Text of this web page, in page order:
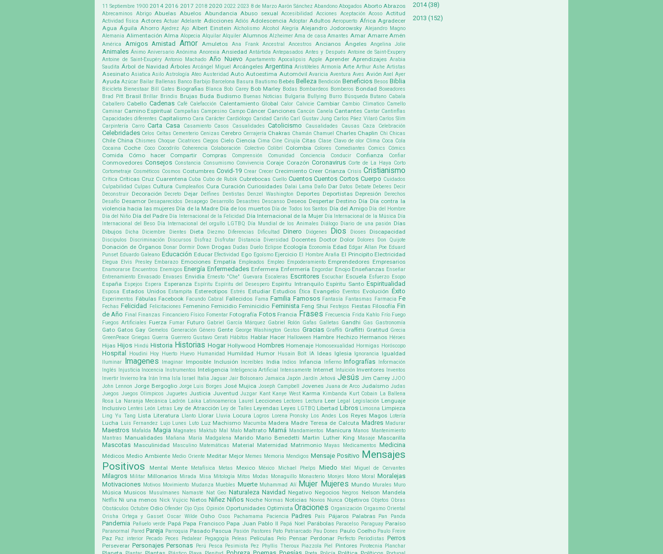
11 Septiembre 1900 2014 2016 2017 2018 2020 2022 2023 8 de Marzo Aarón Sánchez Abandono Abogados Aborto Abrazos
Abrecaminos Abrigo Abuelas Abuelos Abundancia Abuso sexual Accesibilidad Acciones Aceptación Acoso Actitud
Actividad física Actores Actuar Adelante Adicciones Adiós Adolescencia Adoptar Adultos Aeropuerto África Agradecer
Agua Águila Ahorro Ajedrez Ajo Albert Einstein Alcholismo Alcohol Alegría Alejandro Jodorowsky Alejandro Magno
Alemania Alimentación Alma Alopecia Alquilar Alquiler Alumnos Alzheimer Ama de casa Amantes Amar Amarre Amén
América Amigos Amistad Amor Amuletos Ana Frank Ancestral Ancestros Ancianos Ángeles Angelina Jolie
Animales Ánimo Aniversario Anónima Anorexia Ansiedad Antártida Antepasados Antes y Después Antoine de Saint-Exupery
Antoine de Saint-Exupéry Antonio Machado Año Nuevo Apartamento Apocalipsis Apple Aprender Aprendizajes Arabia
Saudita Árbol de Navidad Árboles Arcángel Miguel Arcángeles Argentina Aristóteles Armonía Arte Arthur Ashe Artistas
Asesinato Asiatica Asilo Astrología Ateo Austeridad Auto Autoestima Automóvil Avaricia Aventura Aves Avión Axel Ayer
Ayuda Azúcar Bailar Ballenas Banco Barbijo Barcelona Basura Bautismo Bebés Belleza Bendición Beneficios Besos Biblia
Bicicleta Bienestaar Bill Gates Biografias Blanca Bob Carey Bob Marley Bodas Bombardeos Bomberos Bondad Boxeadores
Brad Pitt Brasil Brillar Brindis Brujas Buda Budismo Buenas Noticias Bulgaria Bullying Burro Búsqueda Butano Cabala
Caballero Cabello Cadenas Café Calefacción Calentamiento Global Calor Calvicie Cambiar Cambio Climatico Camello
Caminar Camino Espiritual Campañas Campesino Campo Cáncer Canciones Cancún Canela Cantantes Cantar Cantinflas
Capacidades diferentes Capitalismo Cara Carácter Cardiólogo Caridad Cariño Carl Gustav Jung Carlos Páez Vilaró Carlos Slim
Carpintería
Carro Carta Casa Casamiento Casos Casualidades Catolicismo Causalidades Causas Caza Celebración
Celebridades Celos Celtas Cementerio Cenizas Cerebro Cerrajería Chakras Chamán Chamuel Charles Chaplin Chi Chicas
Chile China Chismes Choque Cicatrices Ciegos Cielo Ciencia Cima Cine Cirujía Citas Clase Clavo de olor Clima Coca Cola
Cocaina
Coche Coco Cocodrilo Coherencia Colaboración Colectivo Colibrí Colombia Colores Comediantes Comics Cómics
Comida Cómo hacer Compartir Compras Comprensión Comunidad Conciencia Conducir Confianza Confiar
Conmovedores Consejos Constancia Consumismo Convivencia Coraje Corazón Coronavirus Corte de La Haya Corto
Cortometraje Cosméticos Cosmos Costumbres Covid-19 Crear Crecer Crecimiento Creer Crianza Crisis Cristianismo
Crítica Críticas Cruz Cuarentena Cuba Cubo de Rubik Cubrebocas Cuello Cuentos Cuentos Cortos Cuerpo Cuidados
Culpabilidad Culpas Cultura Cumpleaños Cura Curación Curiosidades Dalai Lama Daño Dar Datos Debate Deberes Decir
Deconstruir Decoración Decreto Dejar Delfines Dentistas Denzel Washington Deportes Deportistas Depresión
Derechos
Desafío Desamor Desaparecidos Desapego Desarrollo Desastres Descanso Deseos Despertar Destino Día Día contra la
violencia hacia las mujeres Día de la Madre Día de los muertos Día de Todos los Santos Día del Amigo Día del Hombre
Día del Niño Día del Padre Día Internacional de la Felicidad Día Internacional de la Mujer Día Internacional de la Música Día
Internacional del Beso Día Internacional del orgullo LGTBQ Día Mundial de los Animales Diálogo Diario de una pasión Días
Dibujos
Dicha Diciembre Dientes Dieta Diezmo Diferencias Dificultad Dinero Diógenes Dios Dioses Discapacidad
Discipulos Discriminación Discursos Disfraz Disfrutar Distancia Diversidad Docentes Doctor Dolor Dolores Don Quijote
Donación de Órganos Donar Dormir Down Drogas Dudas Duelo Eclipse Ecología Economía Edad Edgar Allan Poe Eduard
Punset Eduardo Galeano Educación Educar Efectividad Ego Egoísmo Ejercicio El Hombre Araña El Principito Electricidad
Elegua Elvis Presley Embarazo Emociones Empatía Empleados Empleo Empoderamiento Emprendedores Empresarios
Enamorarse Encuentros Enemigos Energía Enfermedades Enfermera Enfermería Engordar Enojo Enseñanzas Enseñar
Entrenamiento Envasado Envases Envidia Ernesto "Che" Guevara Escaleras Escritores Escuchar Escuela Esfuerzo Esopo
España Espejos Espera Esperanza Espíritu Espíritu del Desespero Espíritu Intranquilo Espíritu Santo Espiritualidad
Esposa Estados Unidos Estampita Estereotipos Estrés Estudiar Estudios Ética Evangelio Eventos Evolución Éxito
Experimentos Fábulas Facebook Facundo Cabral Fallecidos Fama Familia Famosos Fantasía Fantasmas Farmacia Fe
Fechas Felicidad Felicitaciones Femenino Femicidio Feminicidio Feminista Feng Shui Festejos Fiestas Filosofía Fin
de Año Final Finanzas Fincanciero Físico Fomentar Fotografía Fotos Francia Frases Frecuencia Frida Kahlo Frío Fuego
Fuegos Artificiales Fuerza Fumar Futuro Gabriel García Márquez Gabriel Rolón Gafas Galletas Gandhi Gas Gastronomía
Gato Gatos Gay Gemelos Generación Género Gente George Washington Gestos Gracias Graffiti Graffitti Gratitud Grecia
GreenPeace Griegas Guerra Guerrero Gustavo Cerati Hábitos Hablar Hacer Halloween Hambre Hechizo Hermanos Héroes
Hijas Hijos Hindú Historia Historias Hogar Hollywood Hombres Homenaje Homosexualidad Hormigas Horóscopo
Hospital Houdini Hoy Huerto Huevo Humanidad Humildad Humor Husain Bolt IA Ideas Iglesia Ignorancia Igualdad
Iluminar Imagenes Imaginar Imposible Inclusión Increíbles India Indios Infancia Infierno Infografías
Información
Inglés
Injusticia Inocencia Instrumentos Inteligencia Inteligencia Artificial Intensamente Internet Intuición Inventores
Inventos
Invertir Invierno Ira Irán Irma Isla Israel Italia Jaguar Jair Bolsonaro Jamaica Japón Jardín Jehová Jesús Jim Carrey JJOO
John Lennon Jorge Bergoglio Jorge Luis Borges José Mujica Joseph Campbell Jovenes Juana de Arco Judaísmo Judas
Juegos Juegos Olimpicos Juguetes Justicia Juventud Juzgar Kant Kanye West Karma Kimbanda Kurt Cobain
La Ballena
Rosa La Naranja Mecánica Ladrón Laika Latinoamerica Laurel Lecciones Lectores Lectura Leer Legal Legislación Lenguaje
Inclusivo Lentes León Letras Ley de Atracción Ley de Talles Leyendas Leyes LGTBQ Libertad Libros Limosna Limpieza
Ling Yu Tang Lista Literatura Llanto Llorar Lluvia Locura Logros Lorena Pronsky Los Andes Los Reyes Magos Lotería
Lucha Luis Fernandez Lujo Lunes Luto Luz Machismo Macumba Madera Madre Teresa de Calcuta Madres Madurar
Maestros Mafalda Magia Magnates Maktub Mal Malo Maltrato Mamá Mandamientos Manicura Manos
Mantenimiento
Mantras
Manualidades Mañana María Madgalena Marido Mario Benedetti Martin Luther King Masaje Mascarilla
Mascotas Masculinidad Masculino Matemáticas Material Maternidad Matrimonio Mayas Medicamentos Medicina
Médicos Medio Ambiente Medio Oriente Meditar Mejor Memes Memoria Mendigos Mensaje Positivo Mensajes
Positivos
Mental Mente Metafísica Metas Mexico México Michael Phelps Miedo Miel Miguel de Cervantes
Milagros Militar Millonarios Mirada Misa Mitología Mitos Modas Monaguillo Monasterio Monjes Mono Moral
Moralejas
Motivaciones Motivos Movimiento Mudanza Muebles Muerte Muhammad Alí Mujer Mujeres Mundo Murales Muro
Música Musicos Musulmanes Namasté Nat Geo Naturaleza Navidad Negativo Negocios Negros Nelson Mandela
Netflix Ni una menos Nick Vujicic Nietos Niñez Niños Noche Normas Noticias Novios Nunca Objetivos Objetos Obras
Obstáculos Octubre Odio Ofender Ojo Ojos Opinión Oportunidades Optimista Oraciones Organización Orgasmo Oriental
Orisha
Ortega y Gasset Oscar Wilde Osho Osos Pachamama Paciencia Padres País Pájaros Palabras Pan Panda
Pandemia Pañuelo verde Papá Papa Francisco Papa Juan Pablo II Papá Noel Parábolas Paracelso Paraguay Paraíso
Paranormal Pared Pareja Parroquia Pasado Pascua Pasión Pastores Pato Patriarcado Pau Dones Paulo Coelho Paulo Freire
Paz Paz interior Pecado Peces Pedalear Pegagogía Peleas Películas Pelo Pensar Perdonar Perfecto Periodistas Perros
Perseverar Personajes Personas Perú Pesca Pesimista Pez Phyllis Theroux Piazzola Piel Pintores Pirotecnia Planchar
2014 (38)
2013 (152)